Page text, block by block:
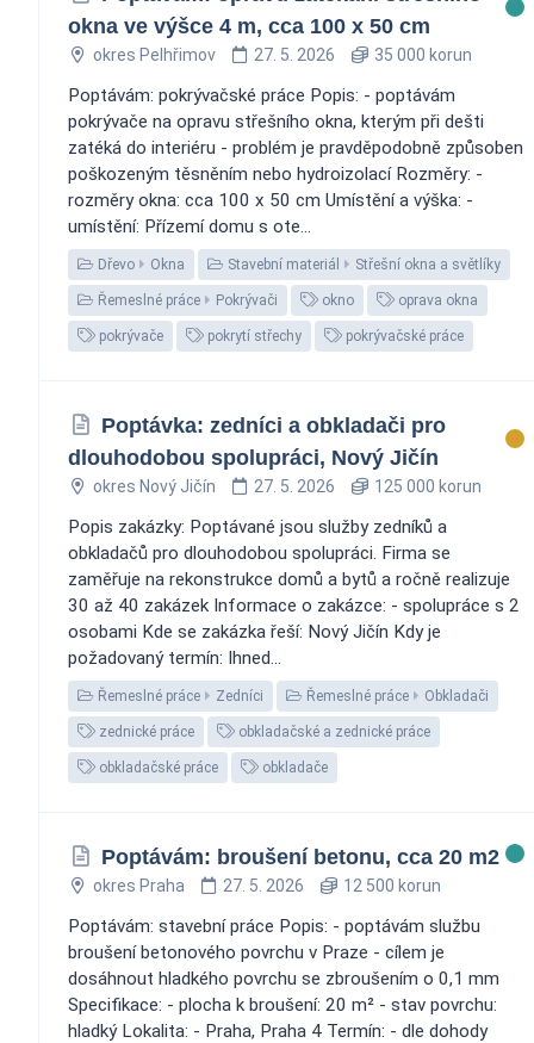
okna ve výšce 4 m, cca 100 x 50 cm
okres Pelhřimov 27. 5. 2026 35 000 korun
Poptávám: pokrývačské práce Popis: - poptávám
pokrývače na opravu střešního okna, kterým při dešti
zatéká do interiéru - problém je pravděpodobně způsoben
poškozeným těsněním nebo hydroizolací Rozměry: -
rozměry okna: cca 100 x 50 cm Umístění a výška: -
umístění: Přízemí domu s ote...
Dřevo Okna Stavební materiál Střešní okna a světlíky
Řemeslné práce Pokrývači okno oprava okna
pokrývače pokrytí střechy pokrývačské práce
Poptávka: zedníci a obkladači pro
dlouhodobou spolupráci, Nový Jičín
okres Nový Jičín 27. 5. 2026 125 000 korun
Popis zakázky: Poptávané jsou služby zedníků a
obkladačů pro dlouhodobou spolupráci. Firma se
zaměřuje na rekonstrukce domů a bytů a ročně realizuje
30 až 40 zakázek Informace o zakázce: - spolupráce s 2
osobami Kde se zakázka řeší: Nový Jičín Kdy je
požadovaný termín: Ihned...
Řemeslné práce Zedníci Řemeslné práce Obkladači
zednické práce obkladačské a zednické práce
obkladačské práce obkladače
Poptávám: broušení betonu, cca 20 m2
okres Praha 27. 5. 2026 12 500 korun
Poptávám: stavební práce Popis: - poptávám službu
broušení betonového povrchu v Praze - cílem je
dosáhnout hladkého povrchu se zbroušením o 0,1 mm
Specifikace: - plocha k broušení: 20 m² - stav povrchu:
hladký Lokalita: - Praha, Praha 4 Termín: - dle dohody